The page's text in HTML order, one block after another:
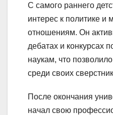
С самого раннего
интерес к политике
отношениям. Он
дебатах и конкурсах
наукам, что
среди своих
После окончания
начал свою